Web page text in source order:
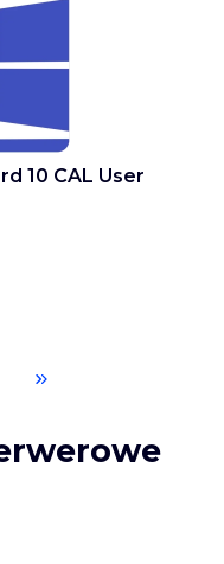
10 CAL User
Przejdź do